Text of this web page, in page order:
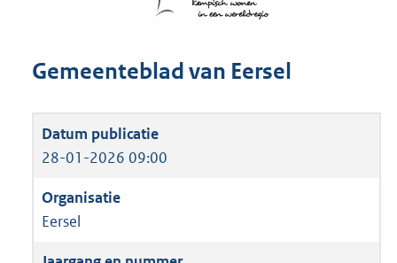
Gemeenteblad van Eersel
28-01-2026 09:00
Eersel